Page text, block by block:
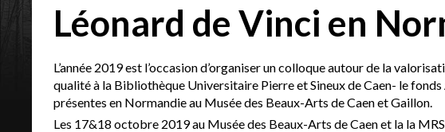
Léonard de Vinci en
L’année 2019 est l’occasion d’organiser un colloque autour de la
qualité à la Bibliothèque Universitaire Pierre et Sineux de Caen- le
présentes en Normandie au Musée des Beaux-Arts de Caen et Gaillon.
Les 17&18 octobre 2019 au Musée des Beaux-Arts de Caen et la la